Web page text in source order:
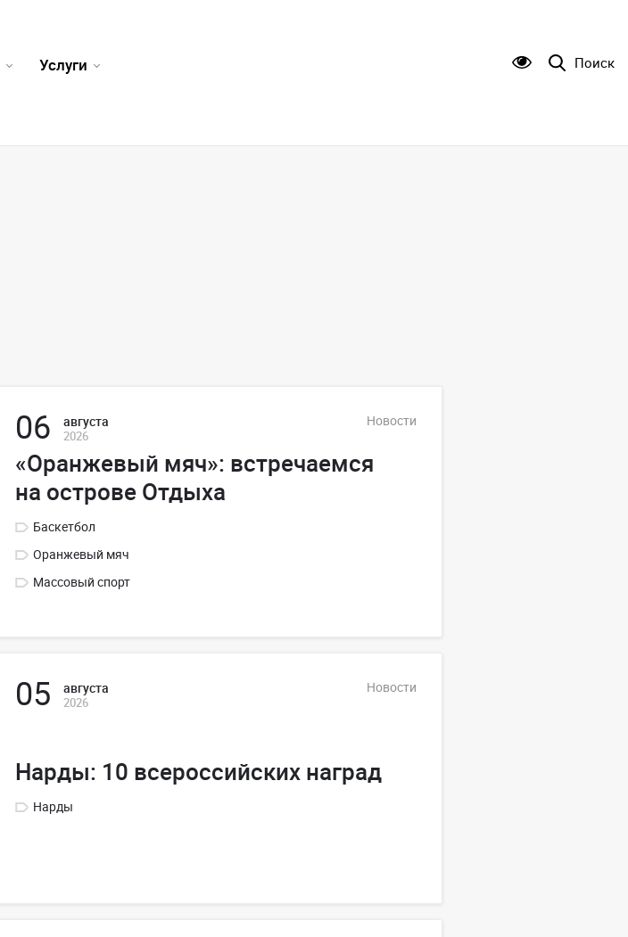
Услуги Поиск
06 августа
2026
Новости
«Оранжевый мяч»: встречаемся
на острове Отдыха
Баскетбол
Оранжевый мяч
Массовый спорт
05 августа
2026
Новости
Нарды: 10 всероссийских наград
Нарды